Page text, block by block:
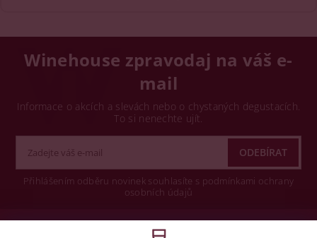
Winehouse zpravodaj na váš e-
mail
Informace o akcích a slevách nebo o chystaných degustacích.
To si nenechte ujít.
Přihlášením odběru novinek souhlasíte s podmínkami ochrany
osobních údajů